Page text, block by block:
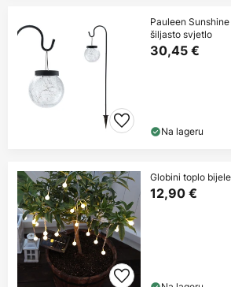
Pauleen
šiljasto svjetlo
30,45 €
Na lageru
Globini toplo
12,90 €